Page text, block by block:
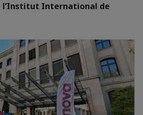
l’Institut International de